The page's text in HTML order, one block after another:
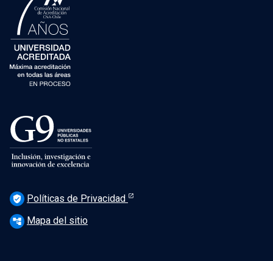
verified_user Políticas de Privacidad
account_tree Mapa del sitio